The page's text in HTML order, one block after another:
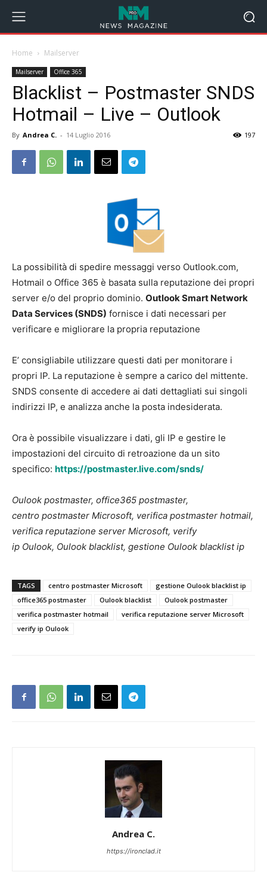
Home Mailserver
Mailserver Office 365
Blacklist – Postmaster SNDS
Hotmail – Live – Outlook
By Andrea C. - 14 Luglio 2016 197
La possibilità di spedire messaggi verso Outlook.com,
Hotmail o Office 365 è basata sulla reputazione dei propri
server e/o del proprio dominio. Outlook Smart Network
Data Services (SNDS) fornisce i dati necessari per
verificare e migliorare la propria reputazione
E’ consigliabile utilizzare questi dati per monitorare i
propri IP. La reputazione è sempre a carico del mittente.
SNDS consente di accedere ai dati dettagliati sui singoli
indirizzi IP, e analizza anche la posta indesiderata.
Ora è possibile visualizzare i dati, gli IP e gestire le
impostazioni del circuito di retroazione da un sito
specifico: https://postmaster.live.com/snds/
Oulook postmaster, office365 postmaster,
centro postmaster Microsoft, verifica postmaster hotmail,
verifica reputazione server Microsoft, verify
ip Oulook, Oulook blacklist, gestione Oulook blacklist ip
TAGS centro postmaster Microsoft
gestione Oulook blacklist ip
office365 postmaster
Oulook blacklist
Oulook postmaster
verifica postmaster hotmail
verifica reputazione server Microsoft
verify ip Oulook
Andrea C.
https://ironclad.it